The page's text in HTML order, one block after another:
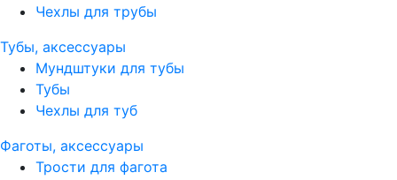
Чехлы для трубы
Тубы, аксессуары
Мундштуки для тубы
Тубы
Чехлы для туб
Фаготы, аксессуары
Трости для фагота